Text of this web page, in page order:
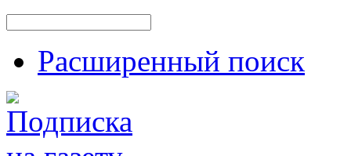
Расширенный поиск